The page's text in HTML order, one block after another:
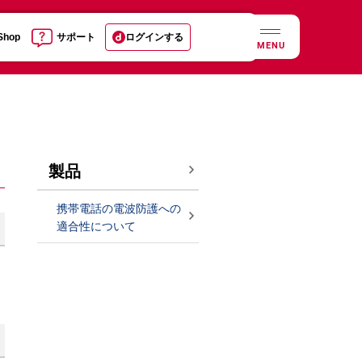
サポート ログインする
MENU
製品
携帯電話の電波防護への
適合性について